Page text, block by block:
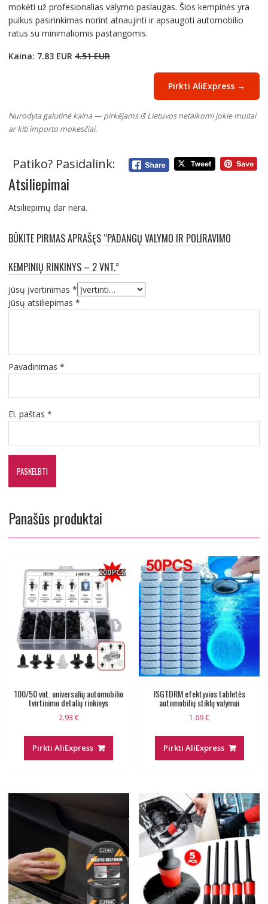
mokėti už profesionalias valymo paslaugas. Šios kempinės yra
puikus pasirinkimas norint atnaujinti ir apsaugoti automobilio
ratus su minimaliomis pastangomis.
Kaina: 7.83 EUR 4.51 EUR
Pirkti AliExpress →
Nurodyta galutinė kaina — pirkėjams iš Lietuvos netaikomi jokie muitai
ar kiti importo mokesčiai.
Patiko? Pasidalink:
Atsiliepimai
Atsiliepimų dar nėra.
BŪKITE PIRMAS APRAŠĘS “PADANGŲ VALYMO IR POLIRAVIMO
KEMPINIŲ RINKINYS – 2 VNT.”
Jūsų įvertinimas *
Jūsų atsiliepimas *
Pavadinimas *
El. paštas *
Panašūs produktai
100/50 vnt. universalių automobilio
tvirtinimo detalių rinkinys
2.93 €
Pirkti AliExpress
ISGTDRM efektyvios tabletės
automobilių stiklų valymui
1.69€
Pirkti AliExpress